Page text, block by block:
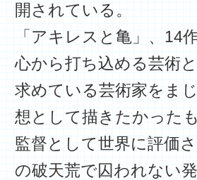
開されている。
「アキレスと亀」、14
心から打ち込める芸術
求めている芸術家をま
想として描きたかった
監督として世界に評価
の破天荒で囚われない